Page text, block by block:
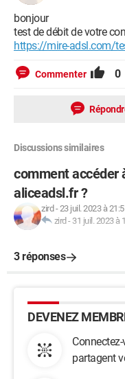
bonjour
test de débit de votre
https://mire-adsl.com/
Commenter 0
Discussions similaires
comment accéder
aliceadsl.fr ?
zird -23 juil. 2023 à
zird - 31 juil. 2023 à
3 réponses
DEVENEZ
partagent